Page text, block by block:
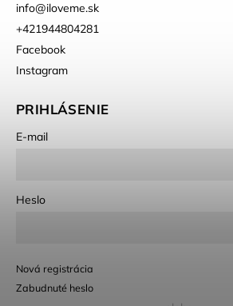
info@iloveme.sk
+421944804281
Facebook
Instagram
PRIHLÁSENIE
E-mail
Heslo
Nová registrácia
Zabudnuté heslo